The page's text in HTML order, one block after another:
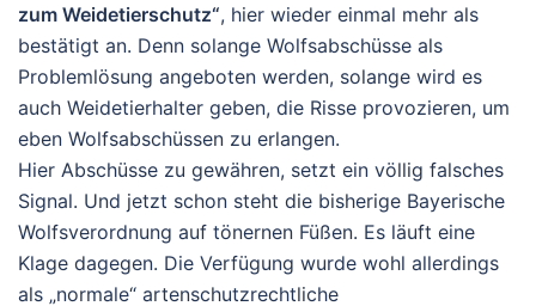
zum Weidetierschutz“, hier wieder einmal mehr als
bestätigt an. Denn solange Wolfsabschüsse als
Problemlösung angeboten werden, solange wird es
auch Weidetierhalter geben, die Risse provozieren, um
eben Wolfsabschüssen zu erlangen.
Hier Abschüsse zu gewähren, setzt ein völlig falsches
Signal. Und jetzt schon steht die bisherige Bayerische
Wolfsverordnung auf tönernen Füßen. Es läuft eine
Klage dagegen. Die Verfügung wurde wohl allerdings
als „normale“ artenschutzrechtliche